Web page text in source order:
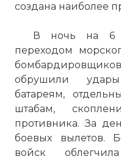
создана наиболее
В ночь на 6
переходом
обрушили
батареям,
штабам,
противника. За
боевых вылетов.
войск